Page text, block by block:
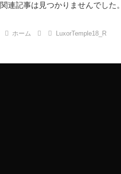
関連記事は見つかりませんでした。
ホーム LuxorTemple18_R